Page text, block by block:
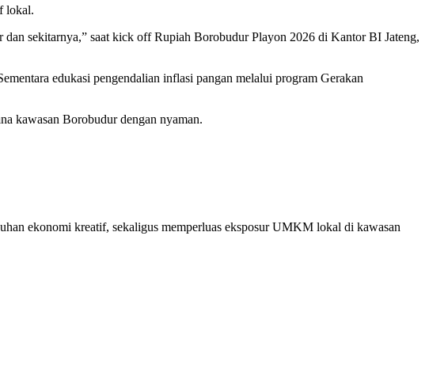
lokal.
sekitarnya,” saat kick off Rupiah Borobudur Playon 2026 di Kantor BI Jateng,
edukasi pengendalian inflasi pangan melalui program Gerakan
kawasan Borobudur dengan nyaman.
ekonomi kreatif, sekaligus memperluas eksposur UMKM lokal di kawasan